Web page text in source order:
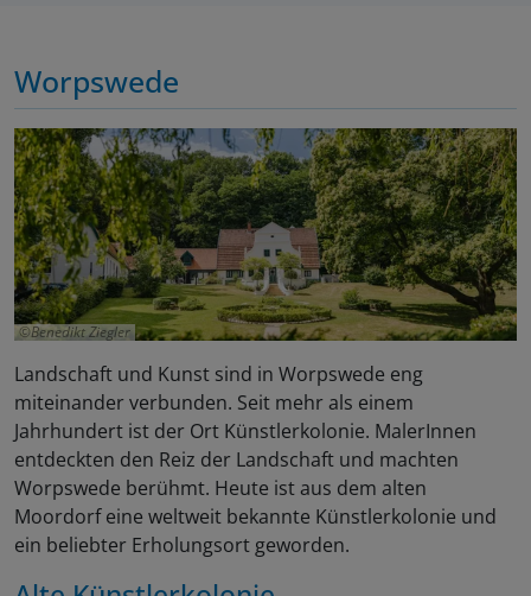
Worpswede
Benedikt Ziegler
Landschaft und Kunst sind in Worpswede eng
miteinander verbunden. Seit mehr als einem
Jahrhundert ist der Ort Künstlerkolonie. MalerInnen
entdeckten den Reiz der Landschaft und machten
Worpswede berühmt. Heute ist aus dem alten
Moordorf eine weltweit bekannte Künstlerkolonie und
ein beliebter Erholungsort geworden.